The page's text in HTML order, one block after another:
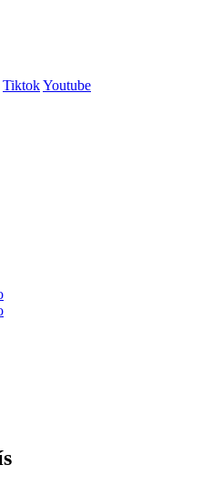
TiktokYoutube